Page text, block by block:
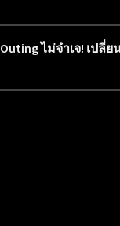
Outing ไม่จำเจ! เปลี่